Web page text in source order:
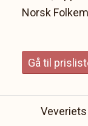
Norsk
Gå til